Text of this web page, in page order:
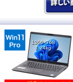
1366×768
1.24kg